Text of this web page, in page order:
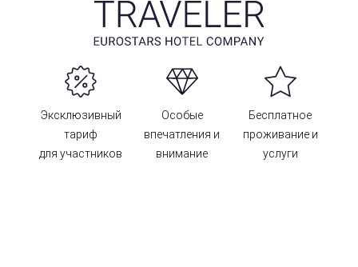
Эксклюзивный
тариф
для участников
Особые
впечатления и
внимание
Бесплатное
проживание и
услуги